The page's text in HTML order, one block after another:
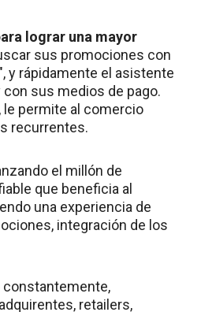
lograr una mayor
sus promociones con
y rápidamente el asistente
sus medios de pago.
le permite al comercio
recurrentes.
el millón de
que beneficia al
una experiencia de
integración de los
constantemente,
retailers,